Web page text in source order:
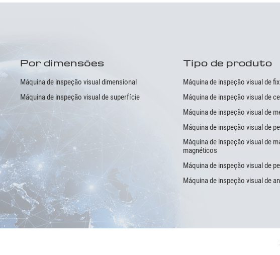
Por dimensões
Máquina de inspeção visual dimensional
Máquina de inspeção visual de superfície
Tipo de produto
Máquina de inspeção visual de
Máquina de inspeção visual de
Máquina de inspeção visual de
Máquina de inspeção visual de
Máquina de inspeção visual de
magnéticos
Máquina de inspeção visual de
Máquina de inspeção visual de